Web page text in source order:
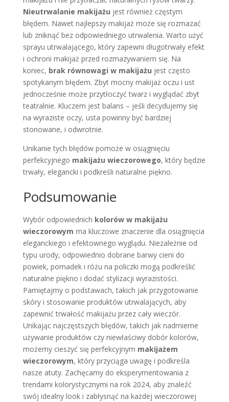
Nieutrwalanie makijażu jest również częstym
błędem. Nawet najlepszy makijaż może się rozmazać
lub zniknąć bez odpowiedniego utrwalenia. Warto użyć
sprayu utrwalającego, który zapewni długotrwały efekt
i ochroni makijaż przed rozmazywaniem się. Na
koniec, brak równowagi w makijażu jest często
spotykanym błędem. Zbyt mocny makijaż oczu i ust
jednocześnie może przytłoczyć twarz i wyglądać zbyt
teatralnie. Kluczem jest balans – jeśli decydujemy się
na wyraziste oczy, usta powinny być bardziej
stonowane, i odwrotnie.
Unikanie tych błędów pomoże w osiągnięciu
perfekcyjnego makijażu wieczorowego, który będzie
trwały, elegancki i podkreśli naturalne piękno.
Podsumowanie
Wybór odpowiednich kolorów w makijażu
wieczorowym ma kluczowe znaczenie dla osiągnięcia
eleganckiego i efektownego wyglądu. Niezależnie od
typu urody, odpowiednio dobrane barwy cieni do
powiek, pomadek i różu na policzki mogą podkreślić
naturalne piękno i dodać stylizacji wyrazistości.
Pamiętajmy o podstawach, takich jak przygotowanie
skóry i stosowanie produktów utrwalających, aby
zapewnić trwałość makijażu przez cały wieczór.
Unikając najczęstszych błędów, takich jak nadmierne
używanie produktów czy niewłaściwy dobór kolorów,
możemy cieszyć się perfekcyjnym makijażem
wieczorowym, który przyciąga uwagę i podkreśla
nasze atuty. Zachęcamy do eksperymentowania z
trendami kolorystycznymi na rok 2024, aby znaleźć
swój idealny look i zabłysnąć na każdej wieczorowej